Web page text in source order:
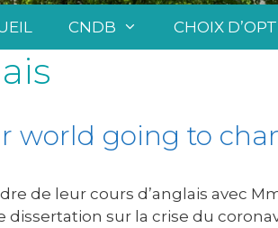
CNDB CHOIX
world going to
de leur cours d’anglais avec
dissertation sur la crise du